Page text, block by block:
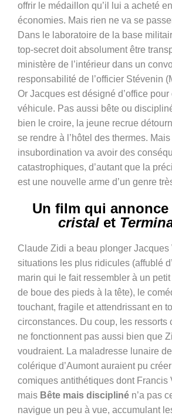
offrir le médaillon qu’il lui a acheté
économies. Mais rien ne va se
Dans le laboratoire de la base
top-secret doit absolument être
ministère de l’intérieur dans un
responsabilité de l’officier Stévenin
Or Jacques est désigné d’office
véhicule. Pas aussi bête ou
bien le croire, la jeune recrue
se rendre à l’hôtel des thermes. Mais
insubordination va avoir des
catastrophiques, d’autant que la
est une nouvelle arme d’un genre
Un film qui annonce
cristalet
Claude Zidi a beau plonger
situations les plus ridicules (affublé
marin qui le fait ressembler à un
de boue des pieds à la tête), le
touchant, fragile et attendrissant en
circonstances. Du coup, les ressorts
ne fonctionnent pas aussi bien que
voudraient. La maladresse lunaire
colérique d’Aumont auraient pu
comiques antithétiques dont Francis
mais Bête mais discipliné n’a pas
navigue un peu à vue, accumulant